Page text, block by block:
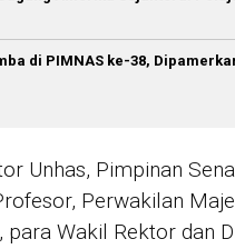
di PIMNAS ke-38,
Unhas, Pimpinan
Perwakilan
para Wakil Rektor dan